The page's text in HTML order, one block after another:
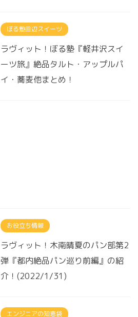
ぼる塾田辺スイーツ
ラヴィット！ぼる塾『軽井沢スイ
ーツ旅』絶品タルト・アップルパ
イ・蕎麦他まとめ！
お役立ち情報
ラヴィット！木南晴夏のパン部第2
弾『都内絶品パン巡り前編』の紹
介！(2022/1/31)
エンジニアの知恵袋